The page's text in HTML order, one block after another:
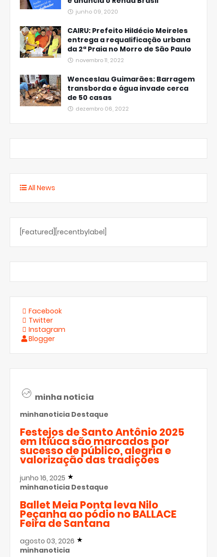
junho 09, 2020
CAIRU: Prefeito Hildécio Meireles
entrega a requalificação urbana
da 2ª Praia no Morro de São Paulo
novembro 11, 2022
Wenceslau Guimarães: Barragem
transborda e água invade cerca
de 50 casas
dezembro 06, 2022
All News
[Featured][recentbylabel]
Facebook
Twitter
Instagram
Blogger
minha noticia
minhanoticia Destaque
Festejos de Santo Antônio 2025
em Itiúca são marcados por
sucesso de público, alegria e
valorização das tradições
junho 16, 2025
minhanoticia Destaque
Ballet Meia Ponta leva Nilo
Peçanha ao pódio no BALLACE
Feira de Santana
agosto 03, 2026
minhanoticia